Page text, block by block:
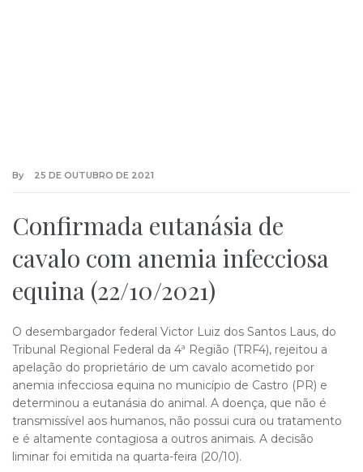
By 25 DE OUTUBRO DE 2021
Confirmada eutanásia de
cavalo com anemia infecciosa
equina (22/10/2021)
O desembargador federal Victor Luiz dos Santos Laus, do
Tribunal Regional Federal da 4ª Região (TRF4), rejeitou a
apelação do proprietário de um cavalo acometido por
anemia infecciosa equina no município de Castro (PR) e
determinou a eutanásia do animal. A doença, que não é
transmissível aos humanos, não possui cura ou tratamento
e é altamente contagiosa a outros animais. A decisão
liminar foi emitida na quarta-feira (20/10).